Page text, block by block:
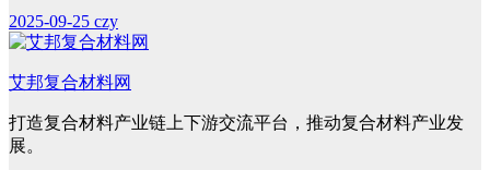
2025-09-25 czy
艾邦复合材料网
打造复合材料产业链上下游交流平台，推动复合材料产业发
展。